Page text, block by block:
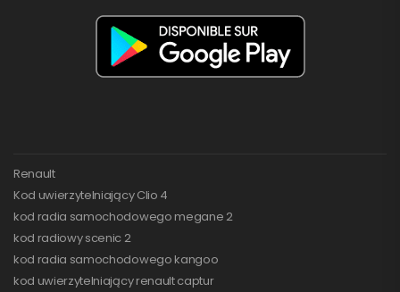
Renault
Kod uwierzytelniający Clio 4
kod radia samochodowego megane 2
kod radiowy scenic 2
kod radia samochodowego kangoo
kod uwierzytelniający renault captur